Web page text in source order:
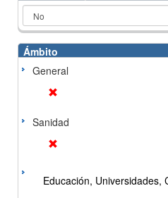
Ámbito
General
Sanidad
Educación, Universidades,